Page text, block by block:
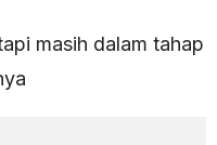
masih dalam tahap